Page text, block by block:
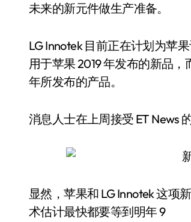
未来的新元件做生产准备。
LG Innotek 目前正在计划为苹
用于苹果 2019 年发布的新品，
年所发布的产品。
消息人士在上周接受 ET News
显然，苹果和 LG Innotek 这项
术估计最快都要等到明年 9